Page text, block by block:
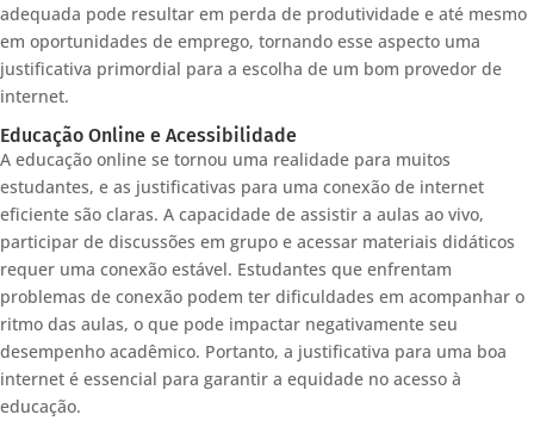
adequada pode resultar em perda de produtividade e até mesmo
em oportunidades de emprego, tornando esse aspecto uma
justificativa primordial para a escolha de um bom provedor de
internet.
Educação Online e Acessibilidade
A educação online se tornou uma realidade para muitos
estudantes, e as justificativas para uma conexão de internet
eficiente são claras. A capacidade de assistir a aulas ao vivo,
participar de discussões em grupo e acessar materiais didáticos
requer uma conexão estável. Estudantes que enfrentam
problemas de conexão podem ter dificuldades em acompanhar o
ritmo das aulas, o que pode impactar negativamente seu
desempenho acadêmico. Portanto, a justificativa para uma boa
internet é essencial para garantir a equidade no acesso à
educação.